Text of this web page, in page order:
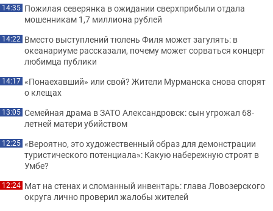
14:35 Пожилая северянка в ожидании сверхприбыли отдала
мошенникам 1,7 миллиона рублей
14:22 Вместо выступлений тюлень Филя может загулять: в
океанариуме рассказали, почему может сорваться концерт
любимца публики
14:17 «Понаехавший» или свой? Жители Мурманска снова спорят
о клещах
13:05 Семейная драма в ЗАТО Александровск: сын угрожал 68-
летней матери убийством
12:25 «Вероятно, это художественный образ для демонстрации
туристического потенциала»: Какую набережную строят в
Умбе?
12:24 Мат на стенах и сломанный инвентарь: глава Ловозерского
округа лично проверил жалобы жителей